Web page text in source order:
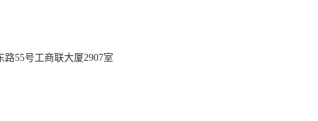
路55号工商联大厦2907室